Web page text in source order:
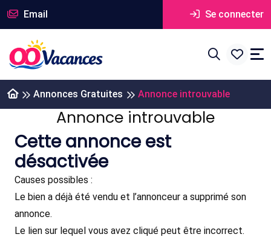
Email Se connecter
Annonces Gratuites Annonce introuvable
Annonce introuvable
Cette annonce est
désactivée
Causes possibles :
Le bien a déjà été vendu et l’annonceur a supprimé son
annonce.
Le lien sur lequel vous avez cliqué peut être incorrect.